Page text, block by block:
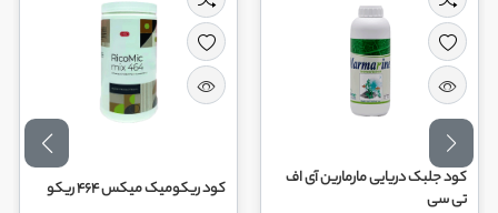
کود جلبک دریایی مارمارین آی اف
تی سی
کود ریکومیک میکس 464 ریکو